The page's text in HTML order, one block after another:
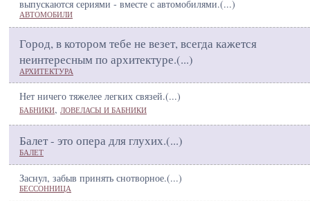
выпускаются сериями - вместе с автомобилями.(...)
АВТОМОБИЛИ
Город, в котором тебе не везет, всегда кажется
неинтересным по архитектуре.(...)
АРХИТЕКТУРА
Нет ничего тяжелее легких связей.(...)
БАБНИКИ, ЛОВЕЛАСЫ И БАБНИКИ
Балет - это опера для глухих.(...)
БАЛЕТ
Заснул, забыв принять снотворное.(...)
БЕССОННИЦА